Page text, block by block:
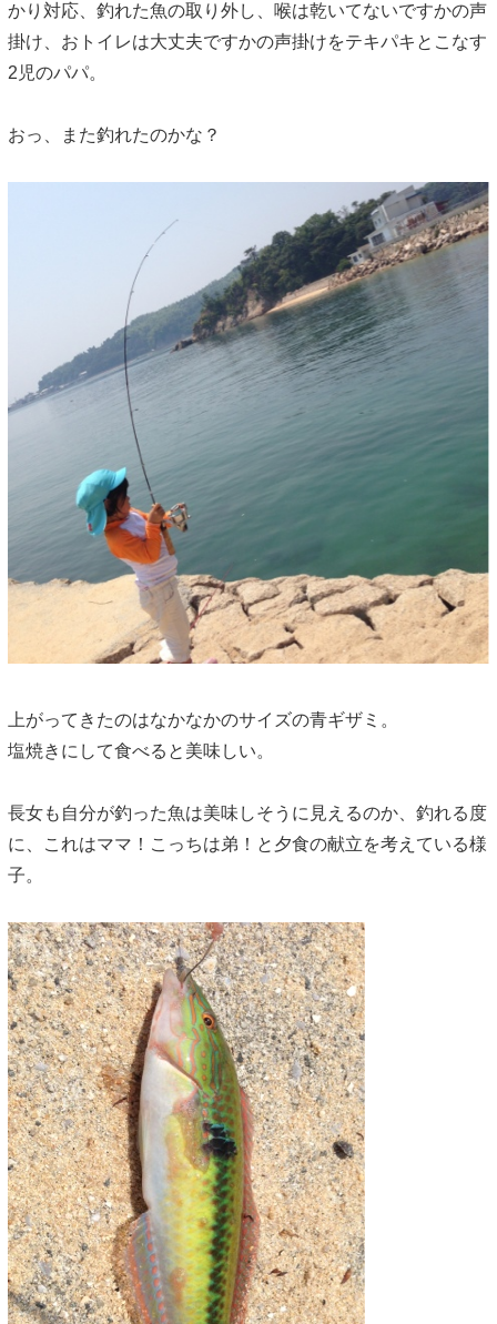
かり対応、釣れた魚の取り外し、喉は乾いてないですかの声
掛け、おトイレは大丈夫ですかの声掛けをテキパキとこなす
2児のパパ。
おっ、また釣れたのかな？
上がってきたのはなかなかのサイズの青ギザミ。
塩焼きにして食べると美味しい。
長女も自分が釣った魚は美味しそうに見えるのか、釣れる度
に、これはママ！こっちは弟！と夕食の献立を考えている様
子。